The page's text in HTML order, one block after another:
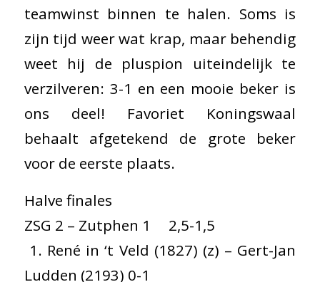
teamwinst binnen te halen. Soms is
zijn tijd weer wat krap, maar behendig
weet hij de pluspion uiteindelijk te
verzilveren: 3-1 en een mooie beker is
ons deel! Favoriet Koningswaal
behaalt afgetekend de grote beker
voor de eerste plaats.
Halve finales
ZSG 2 – Zutphen 1 2,5-1,5
1. René in ‘t Veld (1827) (z) – Gert-Jan
Ludden (2193) 0-1